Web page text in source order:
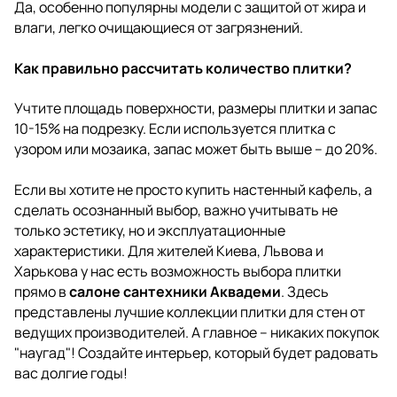
Да, особенно популярны модели с защитой от жира и
влаги, легко очищающиеся от загрязнений.
Как правильно рассчитать количество плитки?
Учтите площадь поверхности, размеры плитки и запас
10-15% на подрезку. Если используется плитка с
узором или мозаика, запас может быть выше – до 20%.
Если вы хотите не просто купить настенный кафель, а
сделать осознанный выбор, важно учитывать не
только эстетику, но и эксплуатационные
характеристики. Для жителей Киева, Львова и
Харькова у нас есть возможность выбора плитки
прямо всалоне сантехники Аквадеми. Здесь
представлены лучшие коллекции плитки для стен от
ведущих производителей. А главное – никаких покупок
"наугад"!Создайте интерьер, который будет радовать
вас долгие годы!